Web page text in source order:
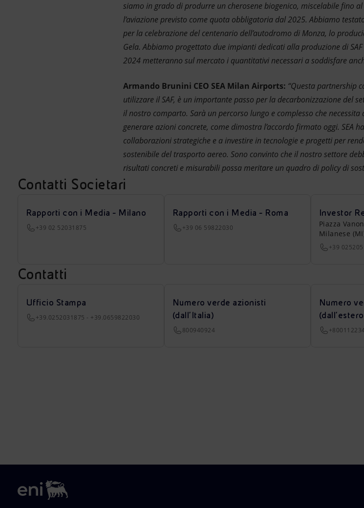
siamo in grado di produrre un cherosene biogenico, miscelabile fino
l’aviazione previsto come quota obbligatoria dal 2025. Abbiamo
per la celebrazione del centenario dell’autodromo di Monza, lo
Gela. Abbiamo progettato due impianti dedicati alla produzione di
2024 metteranno sul mercato i quantitativi necessari a soddisfare
Armando Brunini CEO SEA Milan Airports: “Questa partnership
utilizzare il SAF, è un importante passo per la decarbonizzazione del
il nostro comparto. Sarà un percorso lungo e complesso che
generare azioni concrete, come dimostra l’accordo firmato oggi. SEA
collaborazioni strategiche e a investire in tecnologie e progetti per
sostenibile del trasporto aereo. Sono convinto che il nostro settore
risultati concreti e misurabili possa meritare un quadro di policy di
Contatti Societari
Rapporti con i Media - Milano
+39 02 52031875
Rapporti con i Media - Roma
+39 06 59822030
Investor
Piazza
Milanese
+39
Contatti
Ufficio Stampa
+39.0252031875 - +39.0659822030
Numero verde azionisti
(dall’Italia)
800940924
Numero